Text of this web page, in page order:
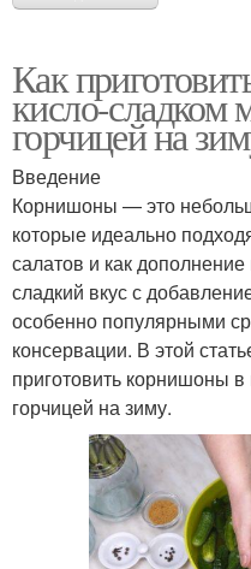
Как
кисло-сладком
горчицей на
Введение
Корнишоны — это
которые идеально
салатов и как
сладкий вкус с
особенно популярными
консервации. В этой
приготовить корнишоны
горчицей на зиму.